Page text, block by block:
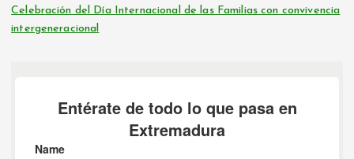
Celebración del Día Internacional de las Familias con convivencia
intergeneracional